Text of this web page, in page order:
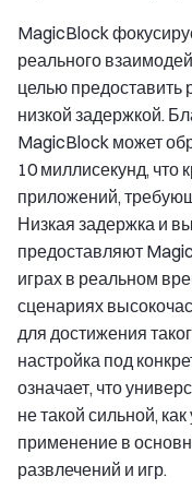
MagicBlock
реального
целью
низкой задержкой.
MagicBlock может
10 миллисекунд, что
приложений,
Низкая задержка и
предоставляют
играх в реальном
сценариях
для достижения
настройка под
означает, что
не такой сильной,
применение в
развлечений и игр.